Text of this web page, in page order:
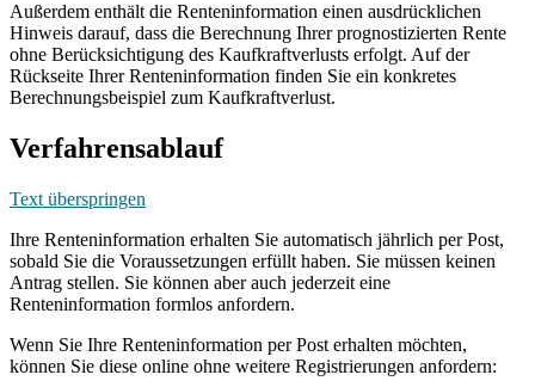
Außerdem enthält die Renteninformation einen ausdrücklichen
Hinweis darauf, dass die Berechnung Ihrer prognostizierten Rente
ohne Berücksichtigung des Kaufkraftverlusts erfolgt. Auf der
Rückseite Ihrer Renteninformation finden Sie ein konkretes
Berechnungsbeispiel zum Kaufkraftverlust.
Verfahrensablauf
Text überspringen
Ihre Renteninformation erhalten Sie automatisch jährlich per Post,
sobald Sie die Voraussetzungen erfüllt haben. Sie müssen keinen
Antrag stellen. Sie können aber auch jederzeit eine
Renteninformation formlos anfordern.
Wenn Sie Ihre Renteninformation per Post erhalten möchten,
können Sie diese online ohne weitere Registrierungen anfordern: